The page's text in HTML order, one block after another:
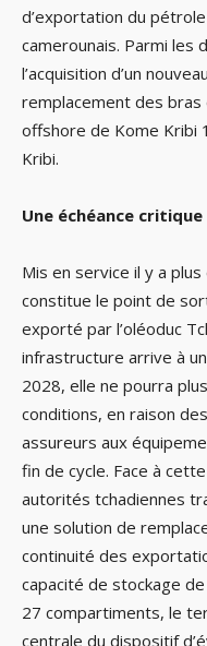
d’exportation du
camerounais. Parmi
l’acquisition d’un
remplacement des bras
offshore de Kome Kribi
Kribi.
Une échéance
Mis en service il y a
constitue le point de
exporté par l’oléoduc
infrastructure arrive à
2028, elle ne pourra
conditions, en raison
assureurs aux
fin de cycle. Face à
autorités tchadiennes
une solution de
continuité des
capacité de stockage
27 compartiments, le
centrale du dispositif